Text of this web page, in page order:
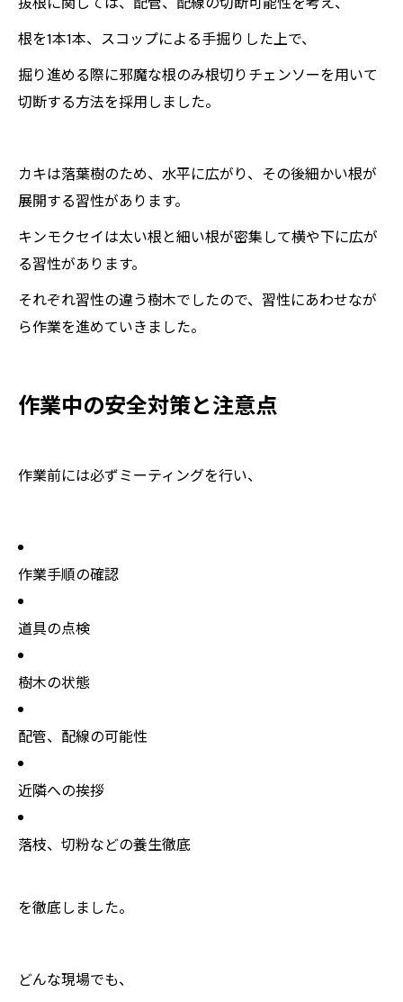
根を1本1本、スコップによる手掘りした上で、
掘り進める際に邪魔な根のみ根切りチェンソーを用いて
切断する方法を採用しました。
カキは落葉樹のため、水平に広がり、その後細かい根が
展開する習性があります。
キンモクセイは太い根と細い根が密集して横や下に広が
る習性があります。
それぞれ習性の違う樹木でしたので、習性にあわせなが
ら作業を進めていきました。
作業中の安全対策と注意点
作業前には必ずミーティングを行い、
作業手順の確認
道具の点検
樹木の状態
配管、配線の可能性
近隣への挨拶
落枝、切粉などの養生徹底
を徹底しました。
どんな現場でも、